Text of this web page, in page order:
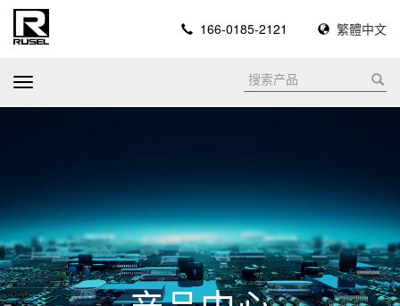
166-0185-2121 繁體中文
T
o
n
a
v
i